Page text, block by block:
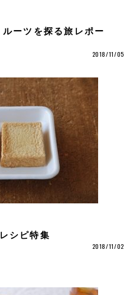
ーツを探る旅レポー
2018/11/05
シピ特集
2018/11/02